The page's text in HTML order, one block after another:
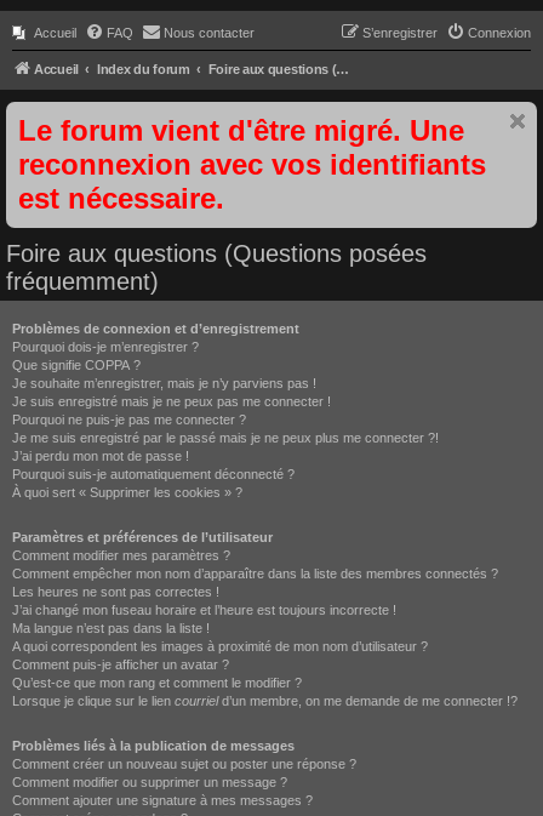
Accueil FAQ Nous contacter Connexion
S’enregistrer
Accueil Index du forum Foire aux questions (Questions posées fréquemment)
Le forum vient d'être migré. Une
reconnexion avec vos identifiants
est nécessaire.
Foire aux questions (Questions posées
fréquemment)
Problèmes de connexion et d’enregistrement
Pourquoi dois-je m’enregistrer ?
Que signifie COPPA ?
Je souhaite m’enregistrer, mais je n’y parviens pas !
Je suis enregistré mais je ne peux pas me connecter !
Pourquoi ne puis-je pas me connecter ?
Je me suis enregistré par le passé mais je ne peux plus me connecter ?!
J’ai perdu mon mot de passe !
Pourquoi suis-je automatiquement déconnecté ?
À quoi sert « Supprimer les cookies » ?
Paramètres et préférences de l’utilisateur
Comment modifier mes paramètres ?
Comment empêcher mon nom d’apparaître dans la liste des membres connectés ?
Les heures ne sont pas correctes !
J’ai changé mon fuseau horaire et l’heure est toujours incorrecte !
Ma langue n’est pas dans la liste !
A quoi correspondent les images à proximité de mon nom d’utilisateur ?
Comment puis-je afficher un avatar ?
Qu’est-ce que mon rang et comment le modifier ?
Lorsque je clique sur le lien courrield’un membre, on me demande de me connecter !?
Problèmes liés à la publication de messages
Comment créer un nouveau sujet ou poster une réponse ?
Comment modifier ou supprimer un message ?
Comment ajouter une signature à mes messages ?